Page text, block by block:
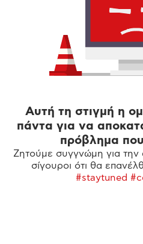
Αυτή τη στιγμή η
πάντα για να
πρόβλημα
Ζητούμε συγγνώμη για την
σίγουροι ότι θα
#staytuned